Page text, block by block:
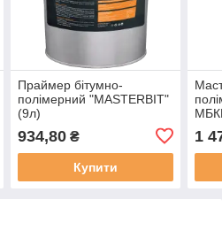
Праймер бітумно-
полімерний "MASTERBIT"
(9л)
934,80₴
Купити
1